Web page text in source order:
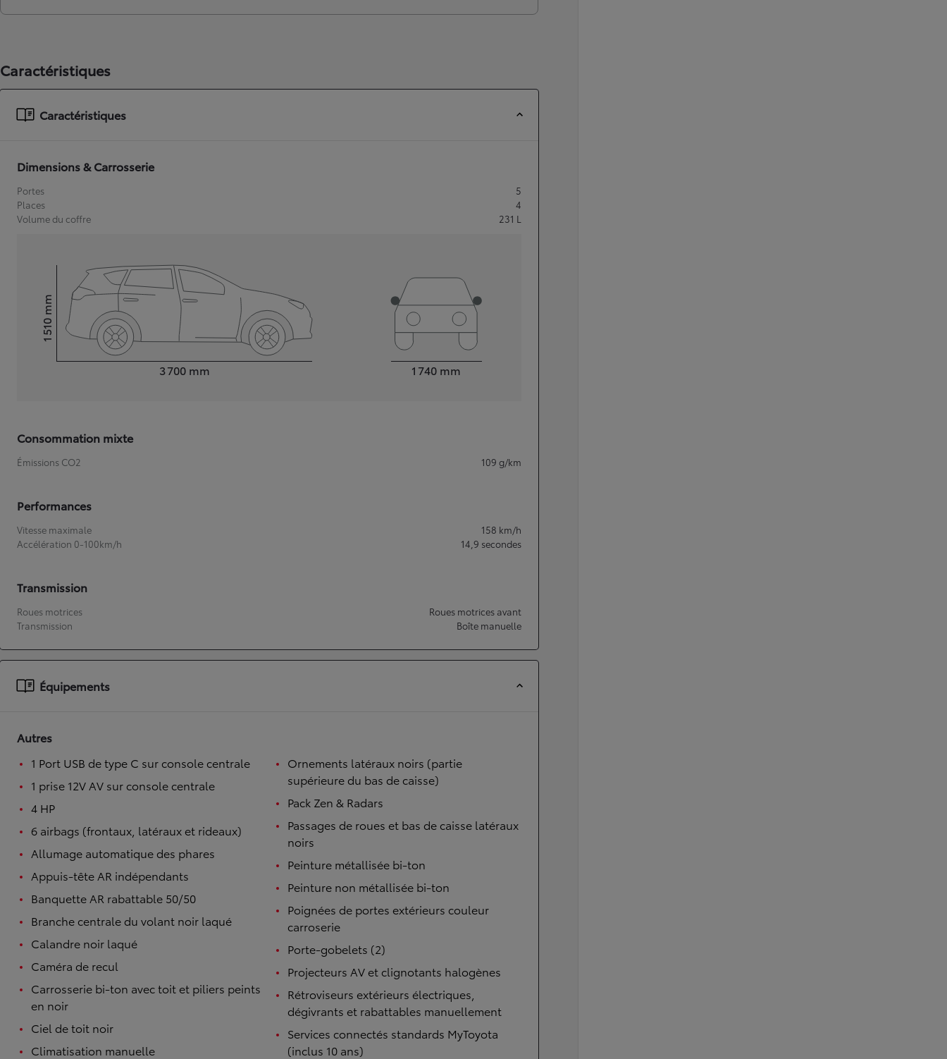
À partir de 19 700 €
HYBRIDE
Disponible prochainement
Caractéristiques
Caractéristiques
Dimensions & Carrosserie
Portes
5
Places
4
Volume du coffre
231 L
3 700 mm
Hauteur1 510
mm
1 740 mm
Consommation mixte
Émissions CO2 109 g/km
Performances
Vitesse maximale 158 km/h
Accélération 0-100km/h
14,9 secondes
Transmission
Roues motrices
Roues motrices avant
Transmission
Boîte manuelle
Équipements
Autres
1 Port USB de type C sur console centrale
1 prise 12V AV sur console centrale
4 HP
6 airbags (frontaux, latéraux et rideaux)
Allumage automatique des phares
Appuis-tête AR indépendants
Banquette AR rabattable 50/50
Branche centrale du volant noir laqué
Calandre noir laqué
Caméra de recul
Carrosserie bi-ton avec toit et piliers peints
en noir
Ciel de toit noir
Climatisation manuelle
Ornements latéraux noirs (partie
supérieure du bas de caisse)
Pack Zen & Radars
Passages de roues et bas de caisse latéraux
noirs
Peinture métallisée bi-ton
Peinture non métallisée bi-ton
Poignées de portes extérieurs couleur
carroserie
Porte-gobelets (2)
Projecteurs AV et clignotants halogènes
Rétroviseurs extérieurs électriques,
dégivrants et rabattables manuellement
Services connectés standards MyToyota
(inclus 10 ans)